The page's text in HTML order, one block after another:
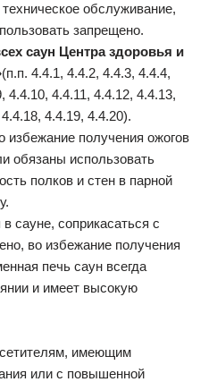
обслуживание,
запрещено.
саун Центра здоровья и
(п.п. 4.4.1, 4.4.2, 4.4.3, 4.4.4,
4.4.10, 4.4.11, 4.4.12, 4.4.13,
4.4.19, 4.4.20).
избежание получения ожогов
обязаны использовать
полков и стен в парной
сауне, соприкасаться с
во избежание получения
печь саун всегда
и имеет высокую
имеющим
или с повышенной